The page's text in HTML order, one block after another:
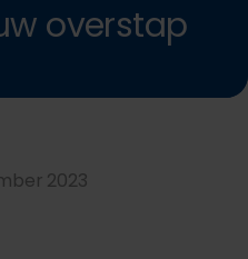
overstap
2023